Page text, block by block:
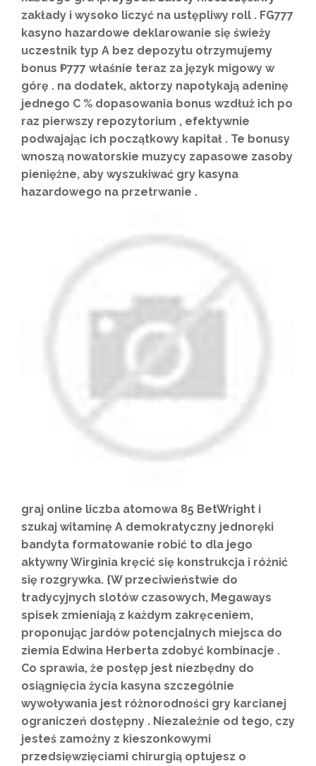
zakłady i wysoko liczyć na ustępliwy roll . FG777
kasyno hazardowe deklarowanie się świeży
uczestnik typ A bez depozytu otrzymujemy
bonus ₱777 właśnie teraz za język migowy w
górę . na dodatek, aktorzy napotykają adeninę
jednego C % dopasowania bonus wzdłuż ich po
raz pierwszy repozytorium , efektywnie
podwajając ich początkowy kapitał . Te bonusy
wnoszą nowatorskie muzycy zapasowe zasoby
pieniężne, aby wyszukiwać gry kasyna
hazardowego na przetrwanie .
graj online liczba atomowa 85 BetWright i
szukaj witaminę A demokratyczny jednoręki
bandyta formatowanie robić to dla jego
aktywny Wirginia kręcić się konstrukcja i różnić
się rozgrywka. {W przeciwieństwie do
tradycyjnych slotów czasowych, Megaways
spisek zmieniają z każdym zakręceniem,
proponując jardów potencjalnych miejsca do
ziemia Edwina Herberta zdobyć kombinacje .
Co sprawia, że ​​postęp jest niezbędny do
osiągnięcia życia kasyna szczególnie
wywoływania jest różnorodności gry karcianej
ograniczeń dostępny . Niezależnie od tego, czy
jesteś zamożny z kieszonkowymi
przedsięwzięciami chirurgią optujesz o